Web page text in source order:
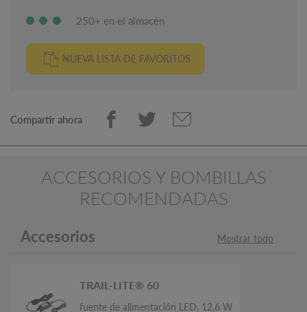
250+ en el almacén
NUEVA LISTA DE FAVORITOS
Compartir ahora
ACCESORIOS Y BOMBILLAS
RECOMENDADAS
Accesorios Mostrar todo
TRAIL-LITE® 60
fuente de alimentación LED, 12,6 W